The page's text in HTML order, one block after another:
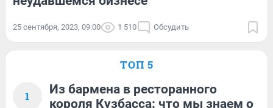
25 сентября, 2023, 09:00 1 510 Обсудить
ТОП 5
1
Из бармена в ресторанного
короля Кузбасса: что мы знаем о